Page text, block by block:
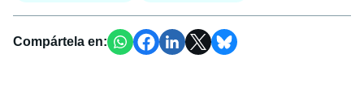
Compártela en: